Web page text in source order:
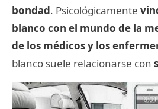
bondad. Psicológicamente
blanco con el mundo de la
de los médicos y los
blanco suele relacionarse con